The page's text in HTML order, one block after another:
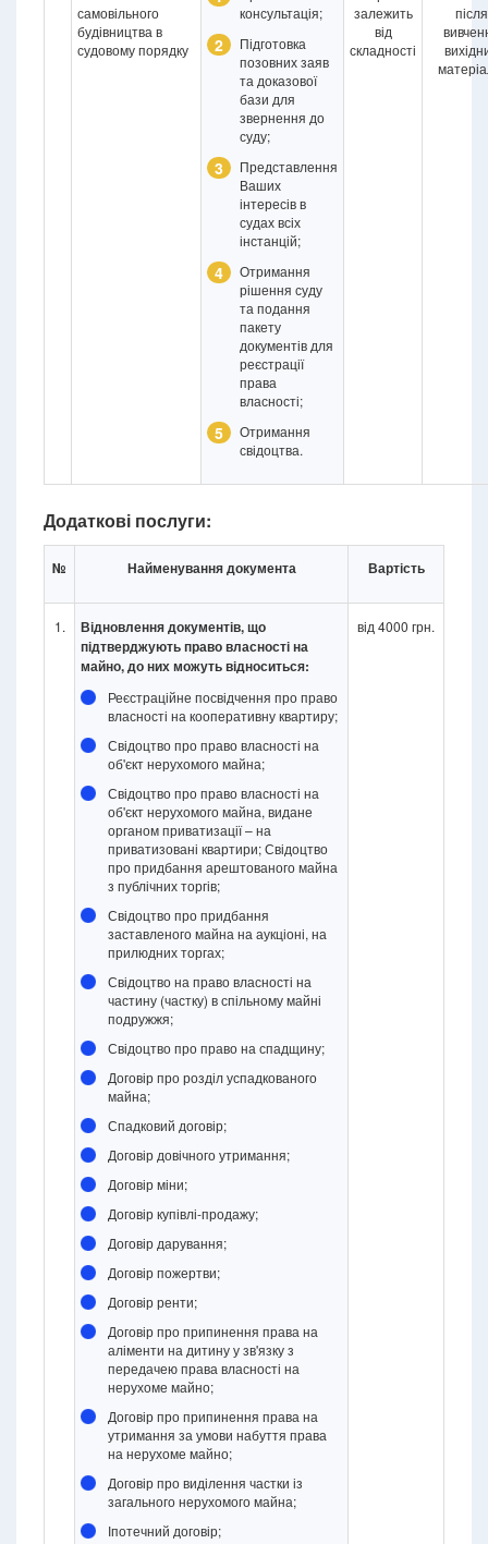
самовільного
будівництва в
судовому порядку
консультація;
2
Підготовка
позовних заяв
та доказової
бази для
звернення до
суду;
3
Представлення
Ваших
інтересів в
судах всіх
інстанцій;
4
Отримання
рішення суду
та подання
пакету
документів для
реєстрації
права
власності;
5
Отримання
свідоцтва.
залежить
від
складності
після
Додаткові послуги:
№ Найменування документа Вартість
1.
Відновлення документів, що
підтверджують право власності на
майно, до них можуть відноситься:
Реєстраційне посвідчення про право
власності на кооперативну квартиру;
Свідоцтво про право власності на
об'єкт нерухомого майна;
Свідоцтво про право власності на
об'єкт нерухомого майна, видане
органом приватизації – на
приватизовані квартири; Свідоцтво
про придбання арештованого майна
з публічних торгів;
Свідоцтво про придбання
заставленого майна на аукціоні, на
прилюдних торгах;
Свідоцтво на право власності на
частину (частку) в спільному майні
подружжя;
Свідоцтво про право на спадщину;
Договір про розділ успадкованого
майна;
Спадковий договір;
Договір довічного утримання;
Договір міни;
Договір купівлі-продажу;
Договір дарування;
Договір пожертви;
Договір ренти;
Договір про припинення права на
аліменти на дитину у зв'язку з
передачею права власності на
нерухоме майно;
Договір про припинення права на
утримання за умови набуття права
на нерухоме майно;
Договір про виділення частки із
загального нерухомого майна;
Іпотечний договір;
від 4000 грн.